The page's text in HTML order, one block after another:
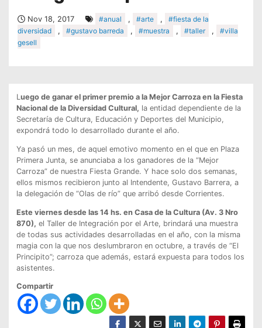
Nov 18, 2017 #anual , #arte ,
#fiesta de la
diversidad
, #gustavo barreda , #muestra , #taller ,
#villa
gesell
L uego de ganar el primer premio a la Mejor Carroza en la Fiesta
Nacional de la Diversidad Cultural, la entidad dependiente de la
Secretaría de Cultura, Educación y Deportes del Municipio,
expondrá todo lo desarrollado durante el año.
Ya pasó un mes, de aquel emotivo momento en el que en Plaza
Primera Junta, se anunciaba a los ganadores de la “Mejor
Carroza” de nuestra Fiesta Grande. Y hace solo dos semanas,
ellos mismos recibieron junto al Intendente, Gustavo Barrera, a
la delegación de “Olas de río” que arribó desde Corrientes.
Este viernes desde las 14 hs. en Casa de la Cultura (Av. 3 Nro
870), el Taller de Integración por el Arte, brindará una muestra
de todas sus actividades desarrolladas en el año, con la misma
magia con la que nos deslumbraron en octubre, a través de “El
Principito”; carroza que además, estará expuesta para todos los
asistentes.
Compartir